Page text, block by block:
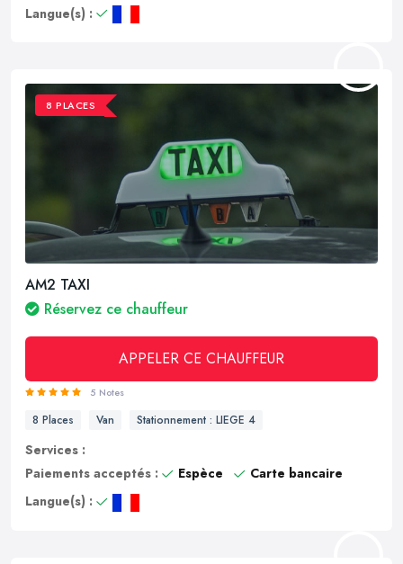
Langue(s) :
8 PLACES
AM2 TAXI
Réservez ce chauffeur
APPELER CE CHAUFFEUR
5 Notes
8 Places Van Stationnement : LIEGE 4
Services :
Paiements acceptés :
Espèce
Carte bancaire
Langue(s) :